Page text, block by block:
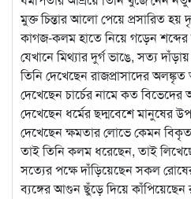
মুক্ত চিন্তার আলো পেয়ে প্রসারিত হয়
কাগজ-কলম হাতে নিয়ে গড়েন শব্দের
যেখানে মিথ্যার দুর্গ ভাঙে, সত্য দাঁড়ায়
তিনি দেখেছেন রাজপ্রাসাদের
দেখেছেন চার্চের নামে কত বিভেদের
দেখেছেন ধর্মের ছদ্মবেশে মানুষের
দেখেছেন ক্ষমতার লোভে কেমন
তাই তিনি কলম ধরেছেন, তাই
সত্যের পক্ষে দাঁড়িয়েছেন সকল
ব্যঙ্গের আগুন ছুঁড়ে দিয়ে কাঁপিয়েছেন